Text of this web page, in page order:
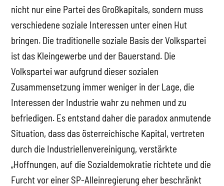
nicht nur eine Partei des Großkapitals, sondern muss
verschiedene soziale Interessen unter einen Hut
bringen. Die traditionelle soziale Basis der Volkspartei
ist das Kleingewerbe und der Bauerstand. Die
Volkspartei war aufgrund dieser sozialen
Zusammensetzung immer weniger in der Lage, die
Interessen der Industrie wahr zu nehmen und zu
befriedigen. Es entstand daher die paradox anmutende
Situation, dass das österreichische Kapital, vertreten
durch die Industriellenvereinigung, verstärkte
„Hoffnungen, auf die Sozialdemokratie richtete und die
Furcht vor einer SP-Alleinregierung eher beschränkt